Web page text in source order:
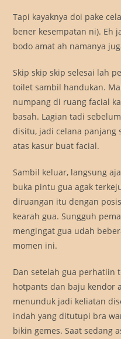
Tapi kayaknya doi pake
bener kesempatan ni). Eh
bodo amat ah namanya
Skip skip skip selesai lah
toilet sambil handukan.
numpang di ruang facial
basah. Lagian tadi
disitu, jadi celana panjang
atas kasur buat facial.
Sambil keluar, langsung
buka pintu gua agak
diruangan itu dengan
kearah gua. Sungguh
mengingat gua udah
momen ini.
Dan setelah gua perhatiin
hotpants dan baju kendor
menunduk jadi keliatan
indah yang ditutupi bra
bikin gemes. Saat sedang